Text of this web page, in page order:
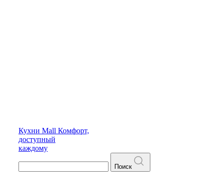
Кухни Mall Комфорт,
доступный
каждому
Поиск